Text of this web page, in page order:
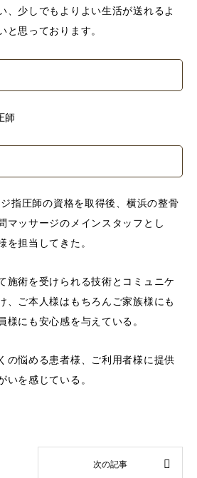
、少しでもよりよい生活が送れるよ
と思っております。
師
指圧師の資格を取得後、横浜の整骨
マッサージのメインスタッフとし
を担当してきた。
施術を受けられる技術とコミュニケ
、ご本人様はもちろんご家族様にも
様にも安心感を与えている。
の悩める患者様、ご利用者様に提供
いを感じている。